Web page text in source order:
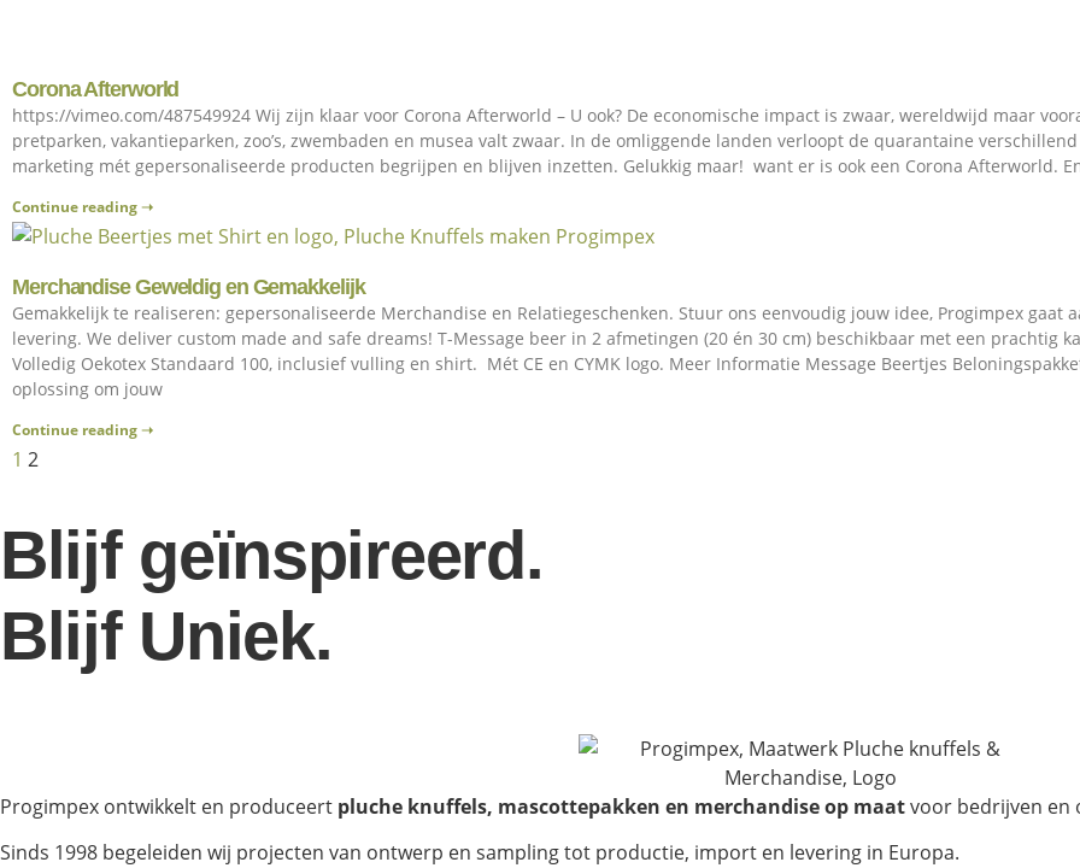
Corona Afterworld
https://vimeo.com/487549924 Wij zijn klaar voor Corona Afterworld – U ook? De economische impact is zwaar, wereldwijd maar
pretparken, vakantieparken, zoo’s, zwembaden en musea valt zwaar. In de omliggende landen verloopt de quarantaine
marketing mét gepersonaliseerde producten begrijpen en blijven inzetten. Gelukkig maar! want er is ook een Corona Afterworld.
Continue reading ➝
Merchandise Geweldig en Gemakkelijk
Gemakkelijk te realiseren: gepersonaliseerde Merchandise en Relatiegeschenken. Stuur ons eenvoudig jouw idee, Progimpex gaat
levering. We deliver custom made and safe dreams! T-Message beer in 2 afmetingen (20 én 30 cm) beschikbaar met een prachtig
Volledig Oekotex Standaard 100, inclusief vulling en shirt. Mét CE en CYMK logo. Meer Informatie Message Beertjes
oplossing om jouw
Continue reading ➝
1 2
Blijf geïnspireerd.
Blijf Uniek.
Progimpex ontwikkelt en produceert pluche knuffels, mascottepakken en merchandise op maatvoor bedrijven en
Sinds 1998 begeleiden wij projecten van ontwerp en sampling tot productie, import en levering in Europa.